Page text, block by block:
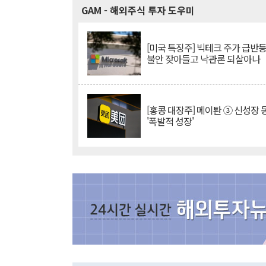
GAM - 해외주식 투자 도우미
[미국 특징주] 빅테크 주가 급반
불안 잦아들고 낙관론 되살아나
[홍콩 대장주] 메이퇀 ③ 신성장
'폭발적 성장'